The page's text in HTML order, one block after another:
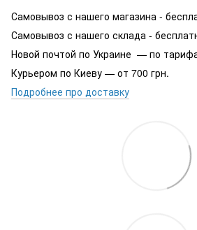
Самовывоз с нашего магазина -
Самовывоз с нашего склада -
Новой почтой по Украине — по
Курьером по Киеву — от 700 грн.
Подробнее про доставку